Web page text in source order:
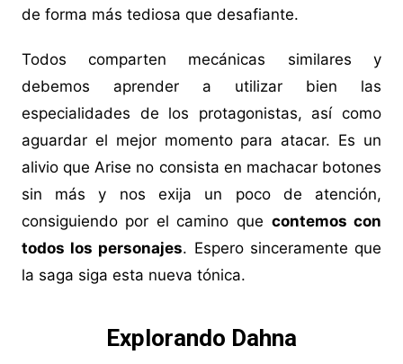
de forma más tediosa que desafiante.
Todos comparten mecánicas similares y
debemos aprender a utilizar bien las
especialidades de los protagonistas, así como
aguardar el mejor momento para atacar. Es un
alivio que Arise no consista en machacar botones
sin más y nos exija un poco de atención,
consiguiendo por el camino que contemos con
todos los personajes. Espero sinceramente que
la saga siga esta nueva tónica.
Explorando Dahna